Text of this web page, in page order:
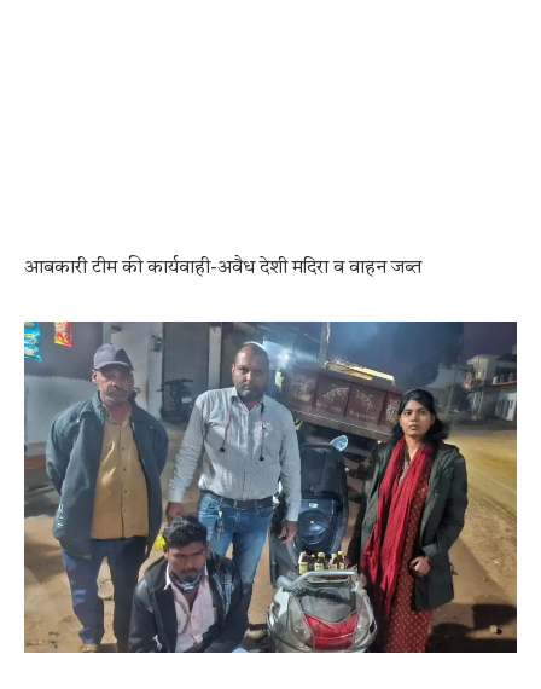
आबकारी टीम की कार्यवाही-अवैध देशी मदिरा व वाहन जब्त